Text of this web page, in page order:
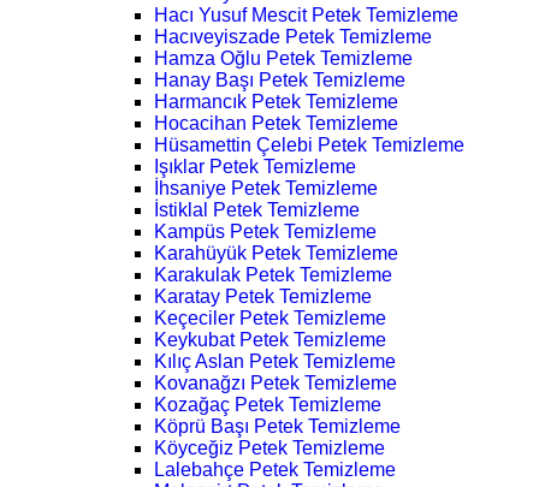
Hacı Yusuf Mescit Petek Temizleme
Hacıveyiszade Petek Temizleme
Hamza Oğlu Petek Temizleme
Hanay Başı Petek Temizleme
Harmancık Petek Temizleme
Hocacihan Petek Temizleme
Hüsamettin Çelebi Petek Temizleme
Işıklar Petek Temizleme
İhsaniye Petek Temizleme
İstiklal Petek Temizleme
Kampüs Petek Temizleme
Karahüyük Petek Temizleme
Karakulak Petek Temizleme
Karatay Petek Temizleme
Keçeciler Petek Temizleme
Keykubat Petek Temizleme
Kılıç Aslan Petek Temizleme
Kovanağzı Petek Temizleme
Kozağaç Petek Temizleme
Köprü Başı Petek Temizleme
Köyceğiz Petek Temizleme
Lalebahçe Petek Temizleme